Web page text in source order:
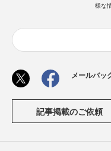
様な
メールバッ
記事掲載のご依頼